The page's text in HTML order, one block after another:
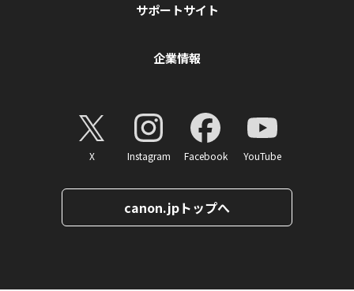
サポートサイト
企業情報
X Instagram Facebook YouTube
canon.jpトップへ